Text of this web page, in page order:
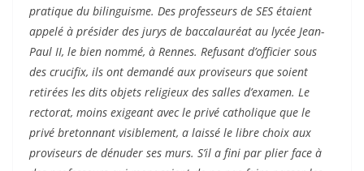
pratique du bilinguisme. Des professeurs de SES étaient
appelé à présider des jurys de baccalauréat au lycée Jean-
Paul II, le bien nommé, à Rennes. Refusant d’officier sous
des crucifix, ils ont demandé aux proviseurs que soient
retirées les dits objets religieux des salles d’examen. Le
rectorat, moins exigeant avec le privé catholique que le
privé bretonnant visiblement, a laissé le libre choix aux
proviseurs de dénuder ses murs. S’il a fini par plier face à